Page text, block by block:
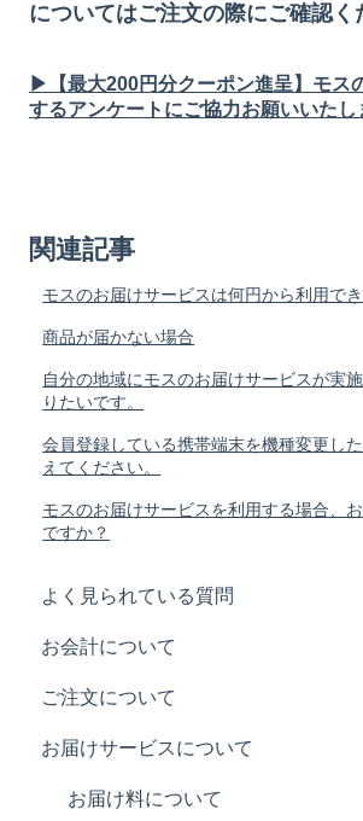
についてはご注文の際にご確認く
▶【最大200円分クーポン進呈】モス
するアンケートにご協力お願いいたし
関連記事
モスのお届けサービスは何円から利用で
商品が届かない場合
自分の地域にモスのお届けサービスが実
りたいです。
会員登録している携帯端末を機種変更し
えてください。
モスのお届けサービスを利用する場合、
ですか？
よく見られている質問
お会計について
ご注文について
注文履歴について
ご注文について
お届けサービスについて
お届け料について